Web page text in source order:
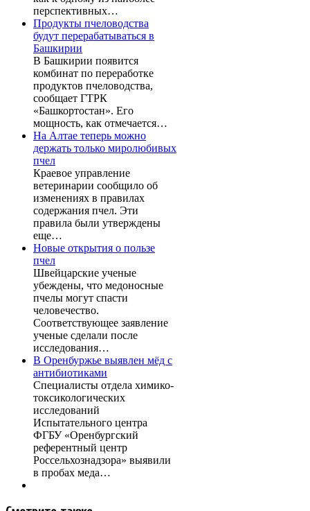
перспективных…
Продукты пчеловодства
будут перерабатываться в
Башкирии
В Башкирии появится
комбинат по переработке
продуктов пчеловодства,
сообщает ГТРК
«Башкортостан». Его
мощность, как отмечается…
На Алтае теперь можно
держать только миролюбивых
пчел
Краевое управление
ветеринарии сообщило об
изменениях в правилах
содержания пчел. Эти
правила были утверждены
еще…
Новые открытия о пользе
пчел
Швейцарские ученые
убеждены, что медоносные
пчелы могут спасти
человечество.
Соответствующее заявление
ученые сделали после
исследования…
В Оренбуржье выявлен мёд с
антибиотиками
Специалисты отдела химико-
токсикологических
исследований
Испытательного центра
ФГБУ «Оренбургский
референтный центр
Россельхознадзора» выявили
в пробах меда…